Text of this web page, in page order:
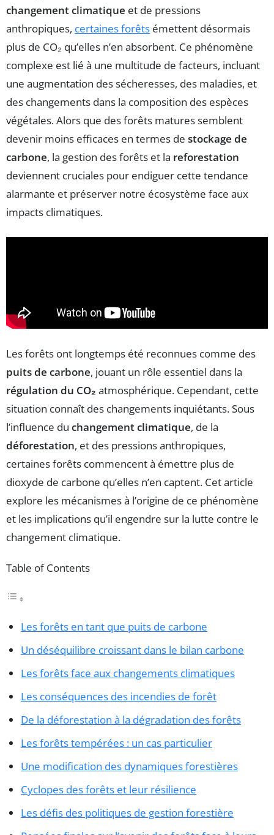
changement climatique et de pressions
anthropiques, certaines forêts émettent désormais
plus de CO₂ qu’elles n’en absorbent. Ce phénomène
complexe est lié à une multitude de facteurs, incluant
une augmentation des sécheresses, des maladies, et
des changements dans la composition des espèces
végétales. Alors que des forêts matures semblent
devenir moins efficaces en termes de stockage de
carbone, la gestion des forêts et la reforestation
deviennent cruciales pour endiguer cette tendance
alarmante et préserver notre écosystème face aux
impacts climatiques.
Les forêts ont longtemps été reconnues comme des
puits de carbone, jouant un rôle essentiel dans la
régulation du CO₂ atmosphérique. Cependant, cette
situation connaît des changements inquiétants. Sous
l’influence du changement climatique, de la
déforestation, et des pressions anthropiques,
certaines forêts commencent à émettre plus de
dioxyde de carbone qu’elles n’en captent. Cet article
explore les mécanismes à l’origine de ce phénomène
et les implications qu’il engendre sur la lutte contre le
changement climatique.
Table of Contents
Les forêts en tant que puits de carbone
Un déséquilibre croissant dans le bilan carbone
Les forêts face aux changements climatiques
Les conséquences des incendies de forêt
De la déforestation à la dégradation des forêts
Les forêts tempérées : un cas particulier
Une modification des dynamiques forestières
Cyclopes des forêts et leur résilience
Les défis des politiques de gestion forestière